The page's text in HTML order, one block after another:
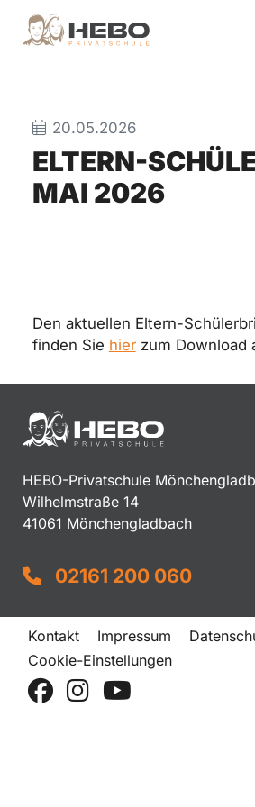
20.05.2026
ELTERN-
MAI 2026
Den aktuellen Eltern-
finden Sie hierzum Download
HEBO-Privatschule
Wilhelmstraße 14
41061 Mönchengladbach
02161 200 060
Kontakt Impressum
Cookie-Einstellungen